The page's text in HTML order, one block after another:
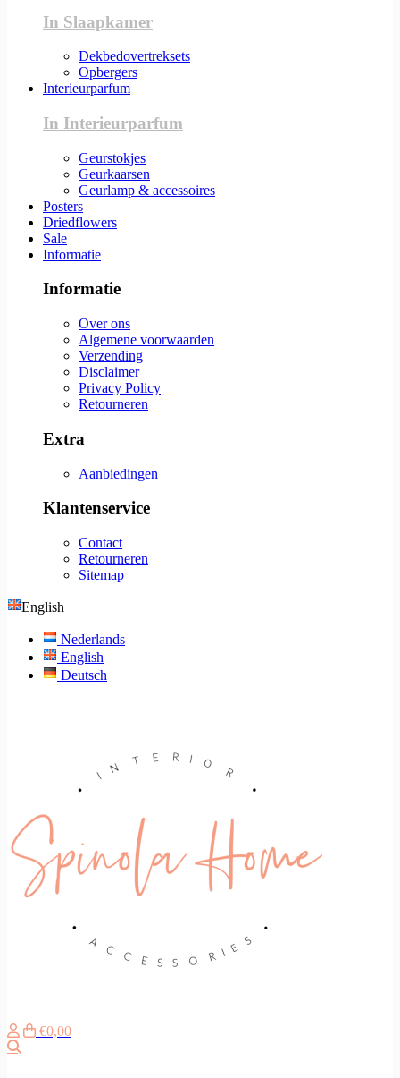
In Slaapkamer
Dekbedovertreksets
Opbergers
Interieurparfum
In Interieurparfum
Geurstokjes
Geurkaarsen
Geurlamp & accessoires
Posters
Driedflowers
Sale
Informatie
Informatie
Over ons
Algemene voorwaarden
Verzending
Disclaimer
Privacy Policy
Retourneren
Extra
Aanbiedingen
Klantenservice
Contact
Retourneren
Sitemap
English
Nederlands
English
Deutsch
€0,00